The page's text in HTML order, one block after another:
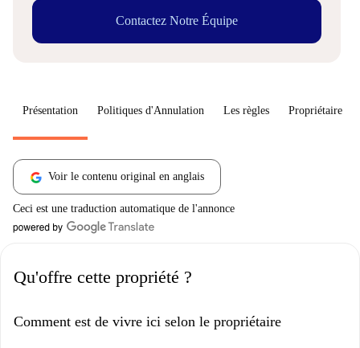
Contactez Notre Équipe
Présentation Politiques d'Annulation Les règles Propriétaire
Voir le contenu original en anglais
Ceci est une traduction automatique de l'annonce
Qu'offre cette propriété ?
Comment est de vivre ici selon le propriétaire